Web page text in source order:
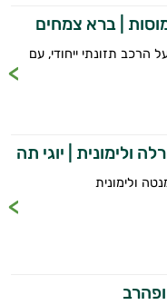
הרכב תזונתי ייחודי, עם
ולימונית | יוגי תה
ולימונית
המלצות